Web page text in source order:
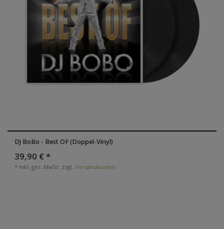
DJ BoBo - Best OF (Doppel-Vinyl)
39,90 € *
* inkl. ges. MwSt. zzgl. Versandkosten